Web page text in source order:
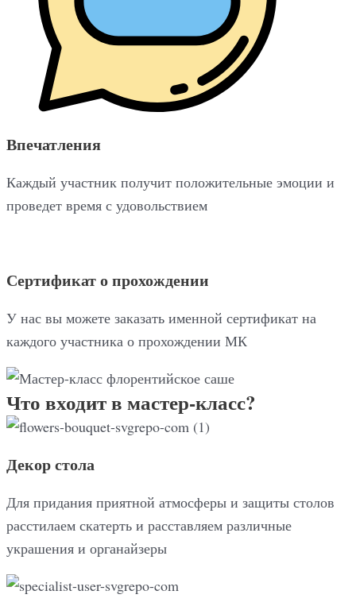
Впечатления
Каждый участник получит положительные эмоции и
проведет время с удовольствием
Сертификат о прохождении
У нас вы можете заказать именной сертификат на
каждого участника о прохождении МК
Что входит в мастер-класс?
Декор стола
Для придания приятной атмосферы и защиты столов
расстилаем скатерть и расставляем различные
украшения и органайзеры